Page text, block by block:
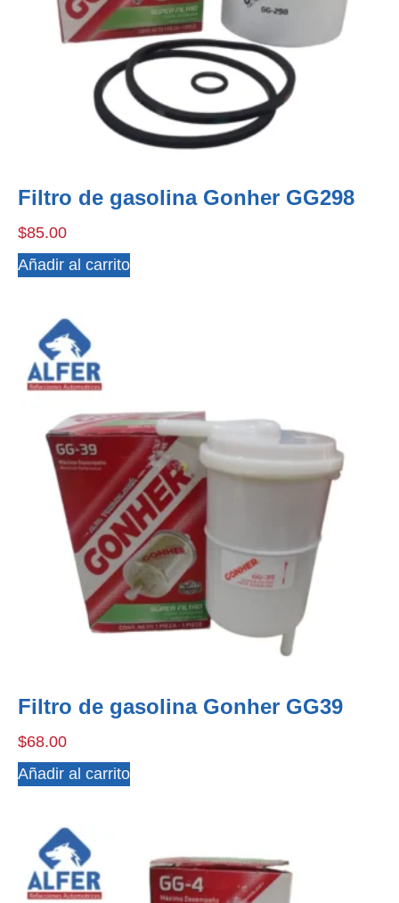
Filtro de gasolina Gonher GG298
$85.00
Añadir al carrito
Filtro de gasolina Gonher GG39
$68.00
Añadir al carrito